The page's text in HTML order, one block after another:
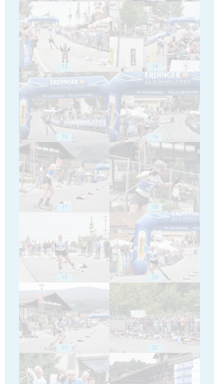
13 14
15 16
17 18
19 20
21 22